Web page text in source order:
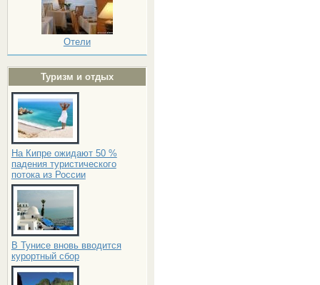
Отели
Туризм и отдых
На Кипре ожидают 50 %
падения туристического
потока из России
В Тунисе вновь вводится
курортный сбор